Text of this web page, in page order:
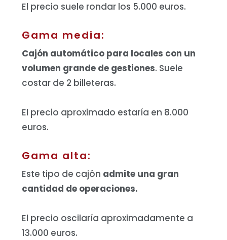
El precio suele rondar los 5.000 euros.
Gama media:
Cajón automático para locales con un
volumen grande de gestiones. Suele
costar de 2 billeteras.
El precio aproximado estaría en 8.000
euros.
Gama alta:
Este tipo de cajón admite una gran
cantidad de operaciones.
El precio oscilaría aproximadamente a
13.000 euros.